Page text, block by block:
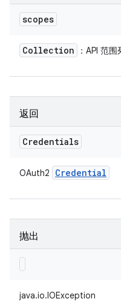
scopes
Collection ：API 范围
返回
Credentials
OAuth2 Credential
抛出
java.io.IOException